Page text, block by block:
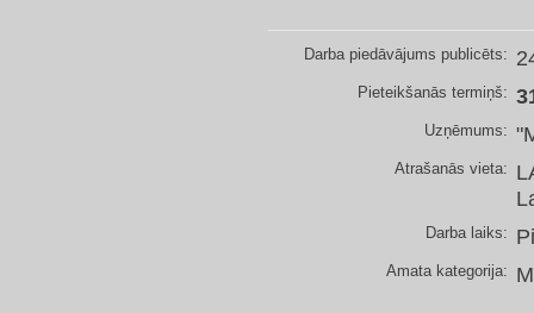
Darba piedāvājums publicēts:
Pieteikšanās termiņš:
Uzņēmums:
Atrašanās vieta:
Darba laiks:
Amata kategorija: